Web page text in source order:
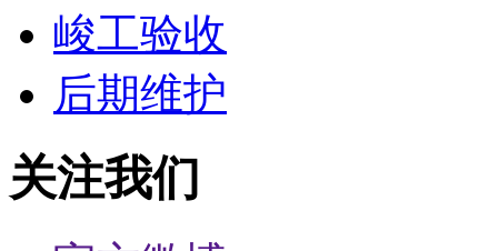
峻工验收
后期维护
关注我们